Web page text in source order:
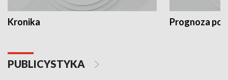
Kronika Prognoza
PUBLICYSTYKA